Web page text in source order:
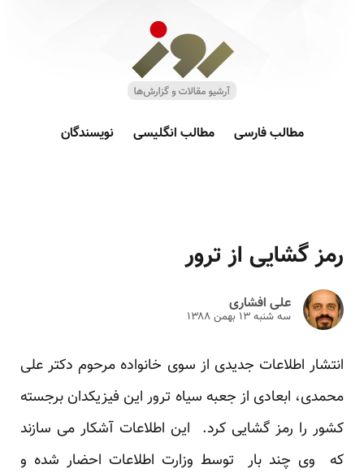
مطالب فارسی مطالب انگلیسی نویسندگان
رمز گشایی از ترور
علی افشاری
سه شنبه ۱۳ بهمن ۱۳۸۸
انتشار اطلاعات جدیدی از سوی خانواده مرحوم دکتر علی
محمدی، ابعادی از جعبه سیاه ترور این فیزیکدان برجسته
کشور را رمز گشایی کرد. این اطلاعات آشکار می سازند
که وی چند بار توسط وزارت اطلاعات احضار شده و